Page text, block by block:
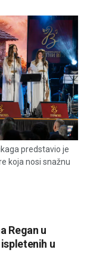
predstavio je
koja nosi snažnu
Regan u
u